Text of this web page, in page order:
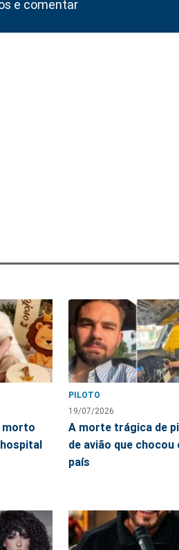
e comentar
morto
PILOTO
19/07/2026
A morte trágica de
de avião que chocou
país